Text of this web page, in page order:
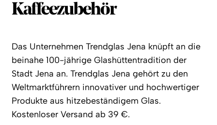
Kaffeezubehör
Das Unternehmen Trendglas Jena knüpft an die
beinahe 100-jährige Glashüttentradition der
Stadt Jena an. Trendglas Jena gehört zu den
Weltmarktführern innovativer und hochwertiger
Produkte aus hitzebeständigem Glas.
Kostenloser Versand ab 39 €.